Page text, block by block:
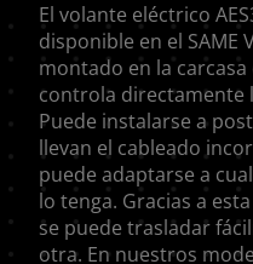
El volante eléctrico
disponible en el SAME
montado en la
controla directamente
Puede instalarse a
llevan el cableado
puede adaptarse a
lo tenga. Gracias a
se puede trasladar
otra. En nuestros